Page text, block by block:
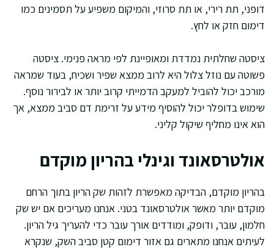
דופני, תת רירי, או תת סרוזי, והמיקום משפיע על תסמינים כמו
דימום חזק או לחץ.
ציסטה שחלתית נמדדת ומאופיינת לפי מראה פנימי. ציסטה
פשוטה עם נוזל צלול היא לרוב ממצא שפיר ושכיח, בעוד שמראה
מורכב יכול להוביל למעקב הדמייתי קרוב יותר או לבירור נוסף.
שימוש בדופלר יכול להוסיף מידע על זרימת דם סביב ממצא, אך
הוא אינו מחליף שיקול קליני.
אולטרסאונד וגינלי בהריון מוקדם
בהריון מוקדם, הבדיקה מאפשרת לזהות שק הריון בתוך הרחם
מוקדם יותר מאשר אולטרסאונד בטני. אנחנו מעריכים אם יש שק
חלמון, עובר, ודופק, ומודדים אורך עובר כדי להעריך גיל הריון.
לעיתים אנחנו מתארים גם אזור דימום קטן סביב השק, שנקרא